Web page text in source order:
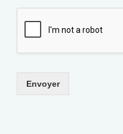
Envoyer